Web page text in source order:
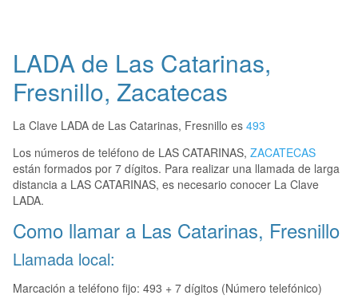
LADA de Las Catarinas,
Fresnillo, Zacatecas
La Clave LADA de Las Catarinas, Fresnillo es 493
Los números de teléfono de LAS CATARINAS, ZACATECAS
están formados por 7 dígitos. Para realizar una llamada de larga
distancia a LAS CATARINAS, es necesario conocer La Clave
LADA.
Como llamar a Las Catarinas, Fresnillo
Llamada local:
Marcación a teléfono fijo: 493 + 7 dígitos (Número telefónico)